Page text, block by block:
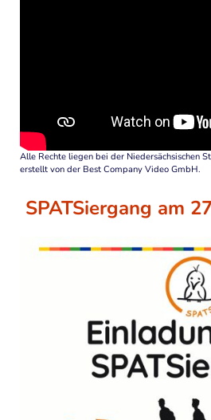
Alle Rechte liegen bei der Niedersächsischen
erstellt von der Best Company Video GmbH.
SPATSiergang am